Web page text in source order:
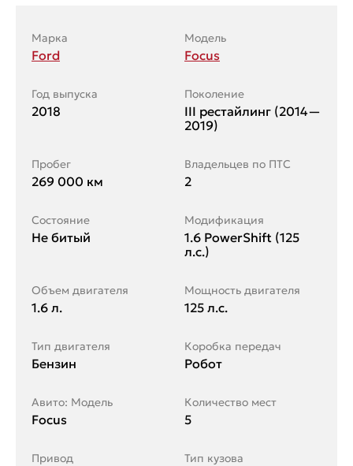
Марка
Ford
Модель
Focus
Год выпуска
2018
Поколение
III рестайлинг (2014—
2019)
Пробег
269 000 км
Владельцев по ПТС
2
Состояние
Не битый
Модификация
1.6 PowerShift (125
л.с.)
Объем двигателя
1.6 л.
Мощность двигателя
125 л.с.
Тип двигателя
Бензин
Коробка передач
Робот
Авито: Модель
Focus
Количество мест
5
Привод Тип кузова